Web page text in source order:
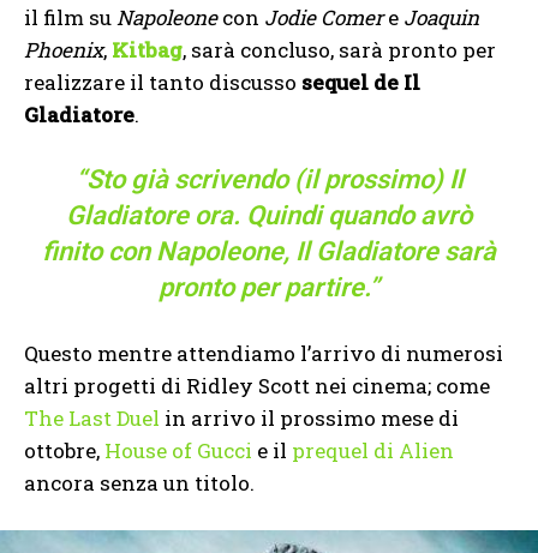
il film suNapoleonecon Jodie Comere Joaquin
Phoenix, Kitbag, sarà concluso, sarà pronto per
realizzare il tanto discusso sequel de Il
Gladiatore.
“Sto già scrivendo (il prossimo) Il
Gladiatoreora. Quindi quando avrò
finito con Napoleone, Il Gladiatore sarà
pronto per partire.”
Questo mentre attendiamo l’arrivo di numerosi
altri progetti di Ridley Scott nei cinema; come
The Last Duel in arrivo il prossimo mese di
ottobre, House of Gucci e il prequel di Alien
ancora senza un titolo.